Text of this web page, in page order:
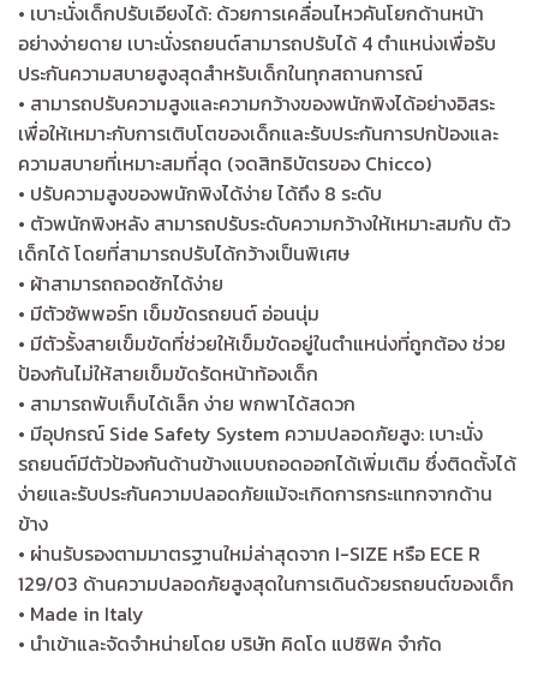
• เบาะนั่งเด็กปรับเอียงได้: ด้วยการเคลื่อนไหวคันโยกด้านหน้า
อย่างง่ายดาย เบาะนั่งรถยนต์สามารถปรับได้ 4 ตำแหน่งเพื่อรับ
ประกันความสบายสูงสุดสำหรับเด็กในทุกสถานการณ์
• สามารถปรับความสูงและความกว้างของพนักพิงได้อย่างอิสระ
เพื่อให้เหมาะกับการเติบโตของเด็กและรับประกันการปกป้องและ
ความสบายที่เหมาะสมที่สุด (จดสิทธิบัตรของ Chicco)
• ปรับความสูงของพนักพิงได้ง่าย ได้ถึง 8 ระดับ
• ตัวพนักพิงหลัง สามารถปรับระดับความกว้างให้เหมาะสมกับ ตัว
เด็กได้ โดยที่สามารถปรับได้กว้างเป็นพิเศษ
• ผ้าสามารถถอดซักได้ง่าย
• มีตัวซัพพอร์ท เข็มขัดรถยนต์ อ่อนนุ่ม
• มีตัวรั้งสายเข็มขัดที่ช่วยให้เข็มขัดอยู่ในตำแหน่งที่ถูกต้อง ช่วย
ป้องกันไม่ให้สายเข็มขัดรัดหน้าท้องเด็ก
• สามารถพับเก็บได้เล็ก ง่าย พกพาได้สดวก
• มีอุปกรณ์ Side Safety System ความปลอดภัยสูง: เบาะนั่ง
รถยนต์มีตัวป้องกันด้านข้างแบบถอดออกได้เพิ่มเติม ซึ่งติดตั้งได้
ง่ายและรับประกันความปลอดภัยแม้จะเกิดการกระแทกจากด้าน
ข้าง
• ผ่านรับรองตามมาตรฐานใหม่ล่าสุดจาก I-SIZE หรือ ECE R
129/03 ด้านความปลอดภัยสูงสุดในการเดินด้วยรถยนต์ของเด็ก
• Made in Italy
• นำเข้าและจัดจำหน่ายโดย บริษัท คิดโด แปซิฟิค จำกัด